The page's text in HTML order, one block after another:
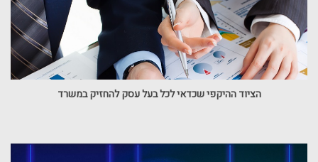
הציוד ההיקפי שכדאי לכל בעל עסק להחזיק במשרד